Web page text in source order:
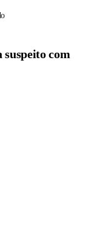
suspeito com